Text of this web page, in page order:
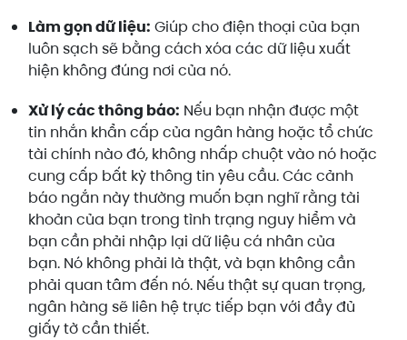
Làm gọn dữ liệu: Giúp cho điện thoại của bạn
luôn sạch sẽ bằng cách xóa các dữ liệu xuất
hiện không đúng nơi của nó.
Xử lý các thông báo: Nếu bạn nhận được một
tin nhắn khẩn cấp của ngân hàng hoặc tổ chức
tài chính nào đó, không nhấp chuột vào nó hoặc
cung cấp bất kỳ thông tin yêu cầu. Các cảnh
báo ngắn này thường muốn bạn nghĩ rằng tài
khoản của bạn trong tình trạng nguy hiểm và
bạn cần phải nhập lại dữ liệu cá nhân của
bạn. Nó không phải là thật, và bạn không cần
phải quan tâm đến nó. Nếu thật sự quan trọng,
ngân hàng sẽ liên hệ trực tiếp bạn với đầy đủ
giấy tờ cần thiết.